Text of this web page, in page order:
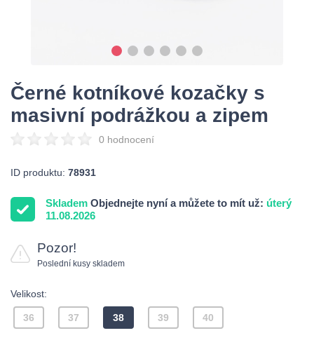
Černé kotníkové kozačky s
masivní podrážkou a zipem
0 hodnocení
ID produktu: 78931
Skladem Objednejte nyní a můžete to mít už: úterý
11.08.2026
Pozor!
Poslední kusy skladem
Velikost:
36 37 38 39 40